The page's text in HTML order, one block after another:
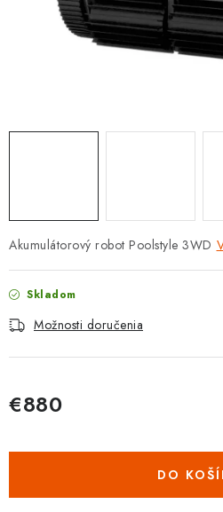
OBCHODNÉ PODMIENKY
ZNAČKY
Spôsob dopravy a platby
Akumulátorový robot Poolstyle 3WD
Skladom
Možnosti doručenia
€880
DO